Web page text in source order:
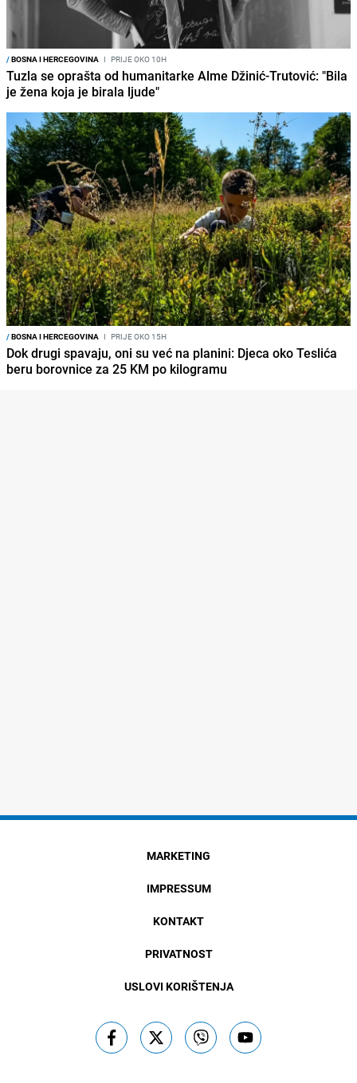
/BOSNA I HERCEGOVINA I PRIJE OKO 10H
Tuzla se oprašta od humanitarke Alme Džinić-Trutović: "Bila
je žena koja je birala ljude"
/BOSNA I HERCEGOVINA I PRIJE OKO 15H
Dok drugi spavaju, oni su već na planini: Djeca oko Teslića
beru borovnice za 25 KM po kilogramu
MARKETING
IMPRESSUM
KONTAKT
PRIVATNOST
USLOVI KORIŠTENJA